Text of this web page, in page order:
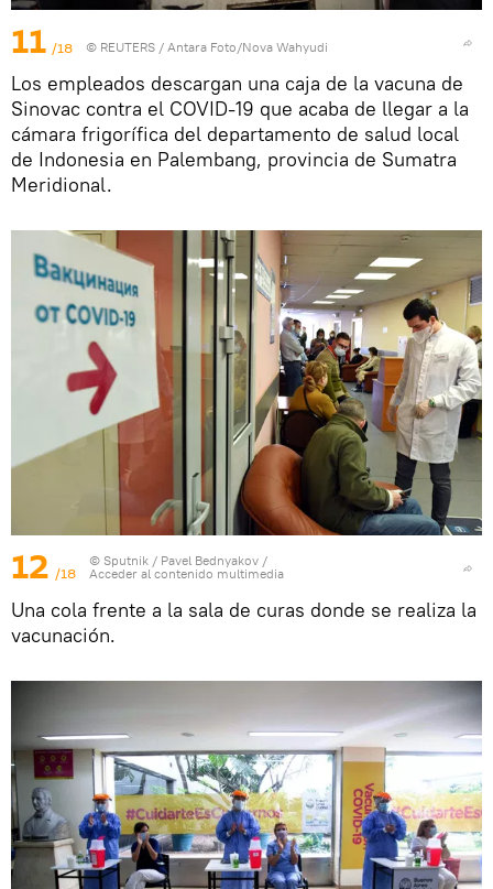
11 /18 © REUTERS / Antara Foto/Nova Wahyudi
Los empleados descargan una caja de la vacuna de
Sinovac contra el COVID-19 que acaba de llegar a la
cámara frigorífica del departamento de salud local
de Indonesia en Palembang, provincia de Sumatra
Meridional.
12 /18
© Sputnik / Pavel Bednyakov /
Acceder al contenido multimedia
Una cola frente a la sala de curas donde se realiza la
vacunación.